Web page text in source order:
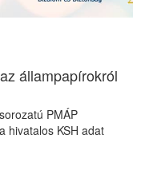
állampapírokról
PMÁP
KSH adat